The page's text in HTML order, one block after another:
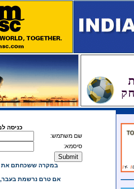
כניסה
שם משתמש:
סיסמא:
במקרה ששכחתם את
אם טרם נרשמת בעבר,